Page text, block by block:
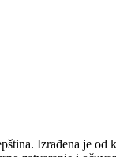
Izrađena je od